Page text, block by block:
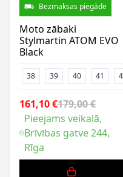
Bezmaksas piegāde
Moto zābaki
Stylmartin ATOM EVO
Black
38 39 40 41 43
161,10 €179,00 €
Pieejams veikalā,
Brīvības gatve 244,
Rīga